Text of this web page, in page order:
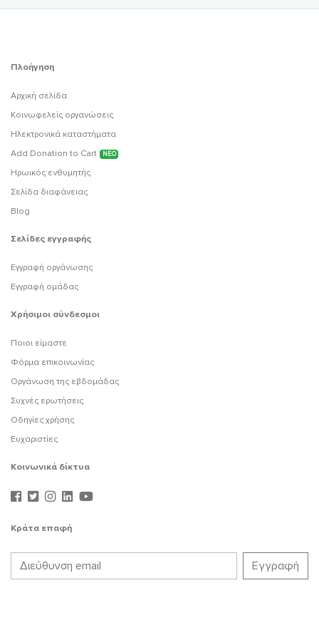
Πλοήγηση
Αρχική σελίδα
Κοινωφελείς οργανώσεις
Ηλεκτρονικά καταστήματα
Add Donation to Cart
ΝΕΟ
Ηρωικός ενθυμητής
Σελίδα διαφάνειας
Blog
Σελίδες εγγραφής
Εγγραφή οργάνωσης
Εγγραφή ομάδας
Χρήσιμοι σύνδεσμοι
Ποιοι είμαστε
Φόρμα επικοινωνίας
Οργάνωση της εβδομάδας
Συχνές ερωτήσεις
Οδηγίες χρήσης
Ευχαριστίες
Κοινωνικά δίκτυα
Κράτα επαφή